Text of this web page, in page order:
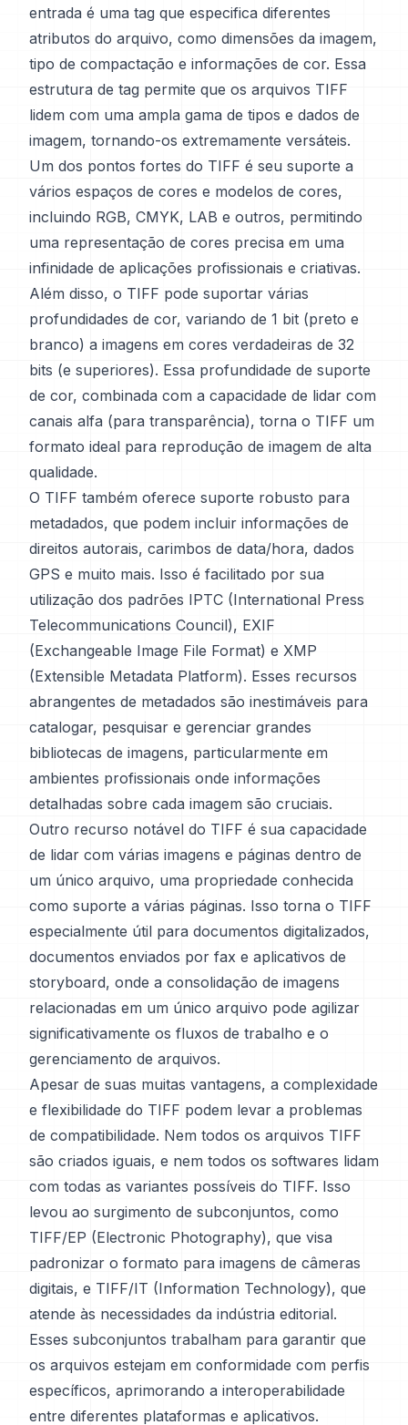
entrada é uma tag que especifica diferentes
atributos do arquivo, como dimensões da imagem,
tipo de compactação e informações de cor. Essa
estrutura de tag permite que os arquivos TIFF
lidem com uma ampla gama de tipos e dados de
imagem, tornando-os extremamente versáteis.
Um dos pontos fortes do TIFF é seu suporte a
vários espaços de cores e modelos de cores,
incluindo RGB, CMYK, LAB e outros, permitindo
uma representação de cores precisa em uma
infinidade de aplicações profissionais e criativas.
Além disso, o TIFF pode suportar várias
profundidades de cor, variando de 1 bit (preto e
branco) a imagens em cores verdadeiras de 32
bits (e superiores). Essa profundidade de suporte
de cor, combinada com a capacidade de lidar com
canais alfa (para transparência), torna o TIFF um
formato ideal para reprodução de imagem de alta
qualidade.
O TIFF também oferece suporte robusto para
metadados, que podem incluir informações de
direitos autorais, carimbos de data/hora, dados
GPS e muito mais. Isso é facilitado por sua
utilização dos padrões IPTC (International Press
Telecommunications Council), EXIF
(Exchangeable Image File Format) e XMP
(Extensible Metadata Platform). Esses recursos
abrangentes de metadados são inestimáveis para
catalogar, pesquisar e gerenciar grandes
bibliotecas de imagens, particularmente em
ambientes profissionais onde informações
detalhadas sobre cada imagem são cruciais.
Outro recurso notável do TIFF é sua capacidade
de lidar com várias imagens e páginas dentro de
um único arquivo, uma propriedade conhecida
como suporte a várias páginas. Isso torna o TIFF
especialmente útil para documentos digitalizados,
documentos enviados por fax e aplicativos de
storyboard, onde a consolidação de imagens
relacionadas em um único arquivo pode agilizar
significativamente os fluxos de trabalho e o
gerenciamento de arquivos.
Apesar de suas muitas vantagens, a complexidade
e flexibilidade do TIFF podem levar a problemas
de compatibilidade. Nem todos os arquivos TIFF
são criados iguais, e nem todos os softwares lidam
com todas as variantes possíveis do TIFF. Isso
levou ao surgimento de subconjuntos, como
TIFF/EP (Electronic Photography), que visa
padronizar o formato para imagens de câmeras
digitais, e TIFF/IT (Information Technology), que
atende às necessidades da indústria editorial.
Esses subconjuntos trabalham para garantir que
os arquivos estejam em conformidade com perfis
específicos, aprimorando a interoperabilidade
entre diferentes plataformas e aplicativos.